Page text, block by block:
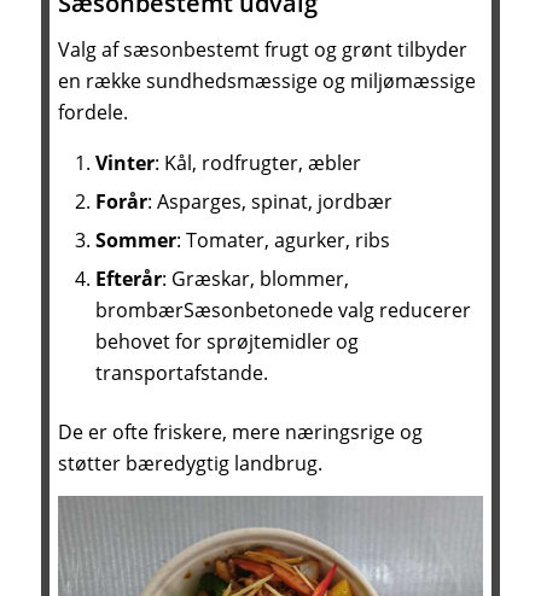
Valg af sæsonbestemt frugt og grønt tilbyder
en række sundhedsmæssige og miljømæssige
fordele.
Vinter: Kål, rodfrugter, æbler
Forår: Asparges, spinat, jordbær
Sommer: Tomater, agurker, ribs
Efterår: Græskar, blommer,
brombærSæsonbetonede valg reducerer
behovet for sprøjtemidler og
transportafstande.
De er ofte friskere, mere næringsrige og
støtter bæredygtig landbrug.